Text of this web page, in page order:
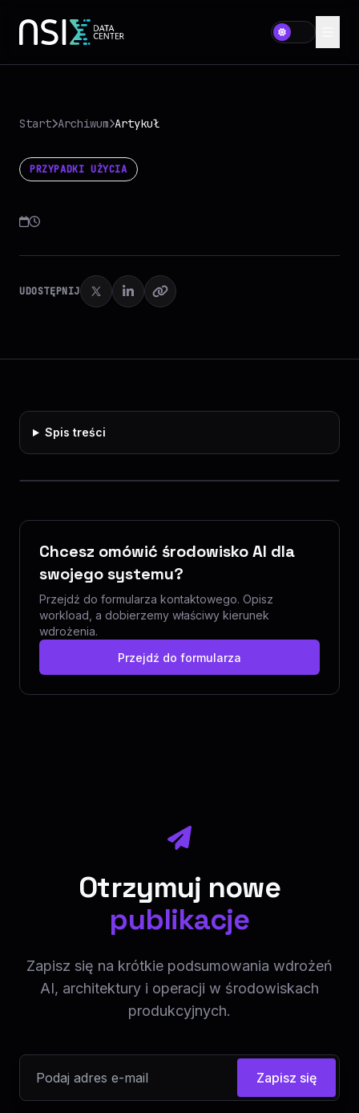
Start Archiwum Artykuł
PRZYPADKI UŻYCIA
UDOSTĘPNIJ
Spis treści
Chcesz omówić środowisko AI dla
swojego systemu?
Przejdź do formularza kontaktowego. Opisz
workload, a dobierzemy właściwy kierunek
wdrożenia.
Przejdź do formularza
Otrzymuj nowe
publikacje
Zapisz się na krótkie podsumowania wdrożeń
AI, architektury i operacji w środowiskach
produkcyjnych.
Zapisz się